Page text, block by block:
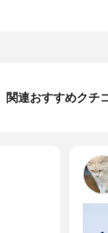
関連おすすめクチ